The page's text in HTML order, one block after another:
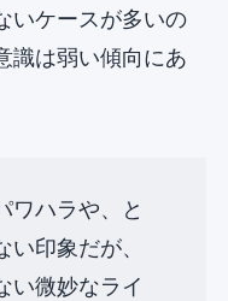
いケースが多いの
識は弱い傾向にあ
ワハラや、と
い印象だが、
い微妙なライ